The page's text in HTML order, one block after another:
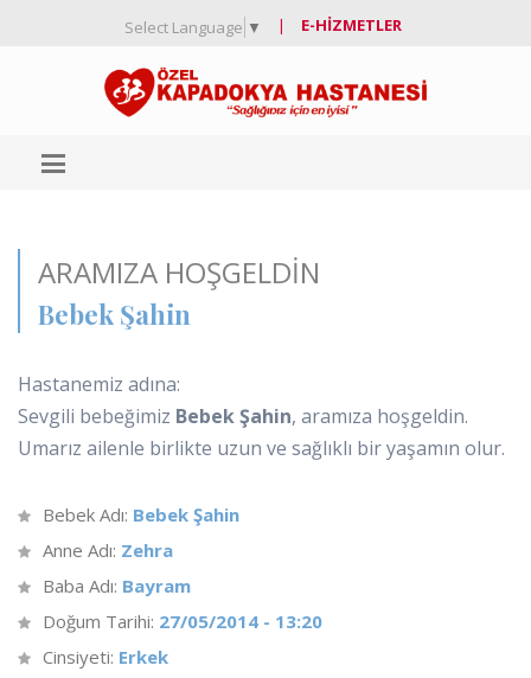
Select Language ▼ | E-HIZMETLER
ARAMIZA HOŞGELDIN
Bebek Şahin
Hastanemiz adına:
Sevgili bebeğimiz Bebek Şahin, aramıza hoşgeldin.
Umarız ailenle birlikte uzun ve sağlıklı bir yaşamın olur.
Bebek Adı: Bebek Şahin
Anne Adı: Zehra
Baba Adı: Bayram
Doğum Tarihi: 27/05/2014 - 13:20
Cinsiyeti: Erkek